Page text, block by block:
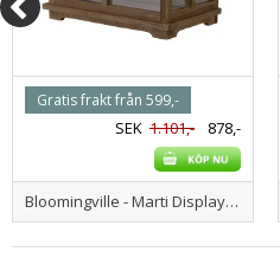
Gratis frakt från 599,-
SEK 1.101,- 878,-
Bloomingville - Marti Displaylåda, Brun, Furu